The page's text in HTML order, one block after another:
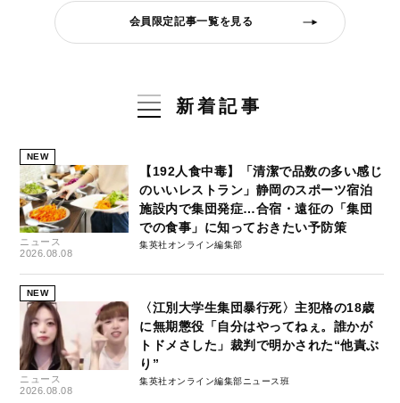
会員限定記事一覧を見る
新着記事
NEW
ニュース
2026.08.08
【192人食中毒】「清潔で品数の多い感じ
のいいレストラン」静岡のスポーツ宿泊
施設内で集団発症…合宿・遠征の「集団
での食事」に知っておきたい予防策
集英社オンライン編集部
NEW
ニュース
2026.08.08
〈江別大学生集団暴行死〉主犯格の18歳
に無期懲役「自分はやってねぇ。誰かが
トドメさした」裁判で明かされた“他責ぶ
り”
集英社オンライン編集部ニュース班